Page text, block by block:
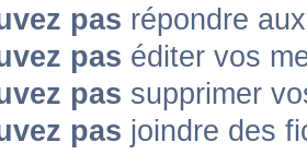
pas répondre
pas éditer vos
pas supprimer
pas joindre des